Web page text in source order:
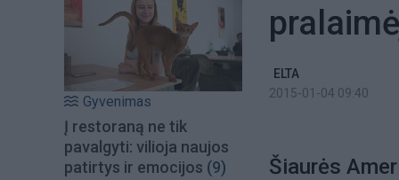
Gyvenimas
Į restoraną ne tik
pavalgyti: vilioja naujos
patirtys ir emocijos (9)
ELTA
2015-01-04 09:40
Šiaurės